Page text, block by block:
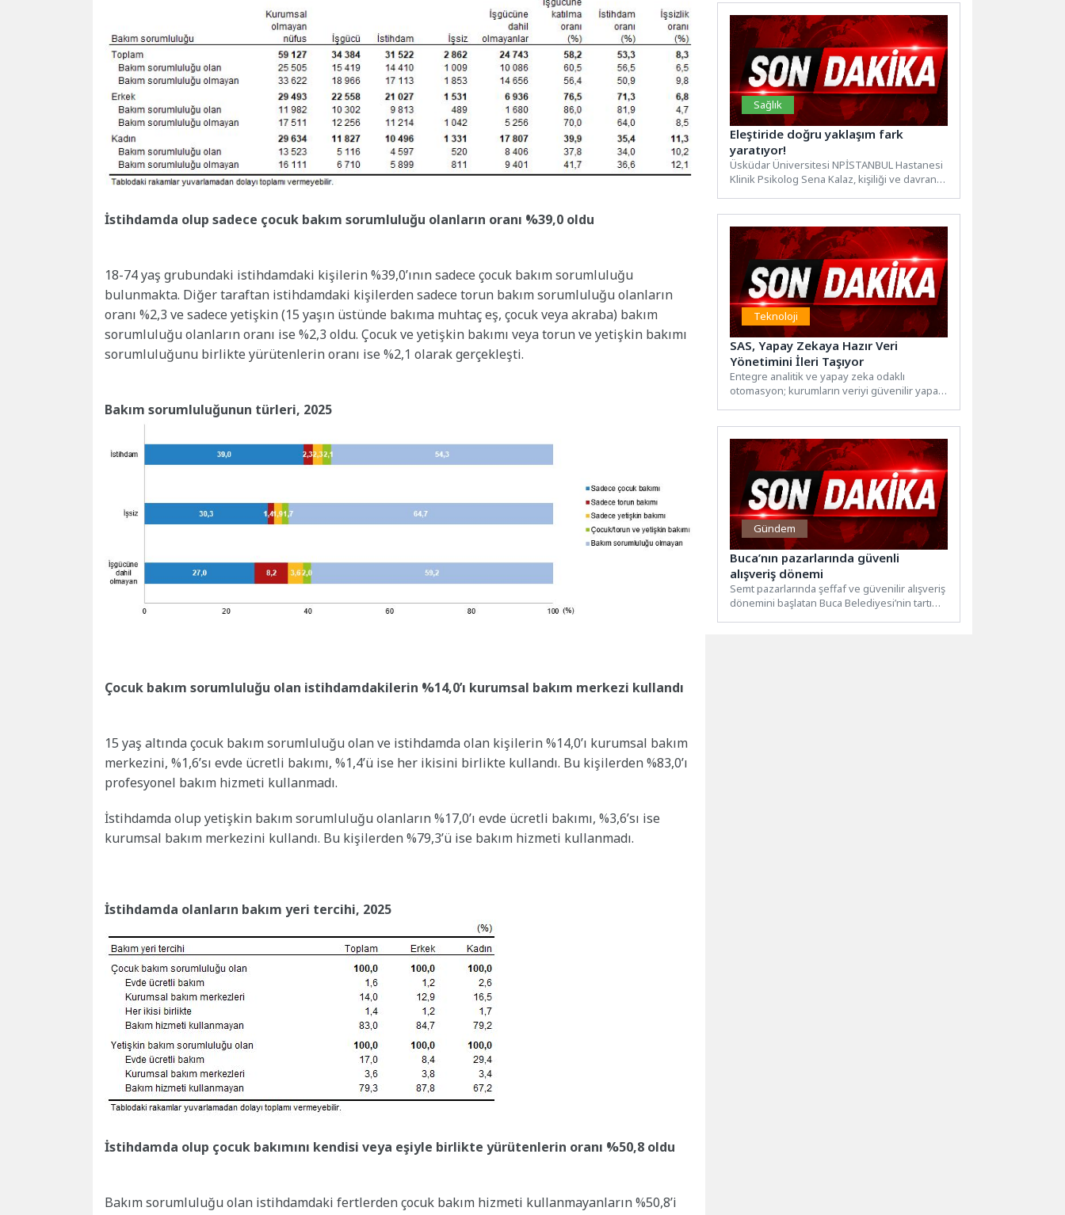
İstihdamda olup sadece çocuk bakım sorumluluğu olanların oranı %39,0 oldu
18-74 yaş grubundaki istihdamdaki kişilerin %39,0’ının sadece çocuk bakım sorumluluğu
bulunmakta. Diğer taraftan istihdamdaki kişilerden sadece torun bakım sorumluluğu olanların
oranı %2,3 ve sadece yetişkin (15 yaşın üstünde bakıma muhtaç eş, çocuk veya akraba) bakım
sorumluluğu olanların oranı ise %2,3 oldu. Çocuk ve yetişkin bakımı veya torun ve yetişkin bakımı
sorumluluğunu birlikte yürütenlerin oranı ise %2,1 olarak gerçekleşti.
Bakım sorumluluğunun türleri, 2025
Çocuk bakım sorumluluğu olan istihdamdakilerin %14,0’ı kurumsal bakım merkezi kullandı
15 yaş altında çocuk bakım sorumluluğu olan ve istihdamda olan kişilerin %14,0’ı kurumsal bakım
merkezini, %1,6’sı evde ücretli bakımı, %1,4’ü ise her ikisini birlikte kullandı. Bu kişilerden %83,0’ı
profesyonel bakım hizmeti kullanmadı.
İstihdamda olup yetişkin bakım sorumluluğu olanların %17,0’ı evde ücretli bakımı, %3,6’sı ise
kurumsal bakım merkezini kullandı. Bu kişilerden %79,3’ü ise bakım hizmeti kullanmadı.
İstihdamda olanların bakım yeri tercihi, 2025
İstihdamda olup çocuk bakımını kendisi veya eşiyle birlikte yürütenlerin oranı %50,8 oldu
Bakım sorumluluğu olan istihdamdaki fertlerden çocuk bakım hizmeti kullanmayanların %50,8’i
Sağlık
Eleştiride doğru yaklaşım fark
yaratıyor!
Üsküdar Üniversitesi NPİSTANBUL Hastanesi
Klinik Psikolog Sena Kalaz, kişiliği ve davranışı
Teknoloji
SAS, Yapay Zekaya Hazır Veri
Yönetimini İleri Taşıyor
Entegre analitik ve yapay zeka odaklı
otomasyon; kurumların veriyi güvenilir yapay
Gündem
Buca’nın pazarlarında güvenli
alışveriş dönemi
Semt pazarlarında şeffaf ve güvenilir alışveriş
dönemini başlatan Buca Belediyesi’nin tartı